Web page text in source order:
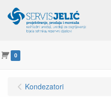
0
Kondezatori